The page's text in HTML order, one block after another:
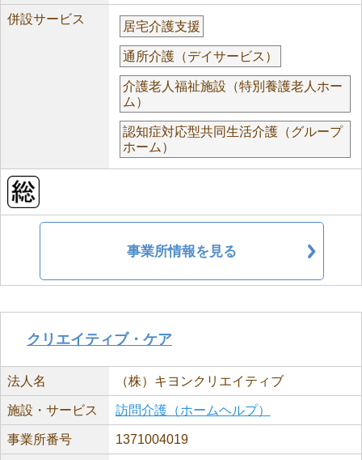
併設サービス
居宅介護支援
通所介護（デイサービス）
介護老人福祉施設（特別養護老人ホー
ム）
認知症対応型共同生活介護（グループ
ホーム）
事業所情報を見る
クリエイティブ・ケア
法人名 （株）キヨンクリエイティブ
施設・サービス 訪問介護（ホームヘルプ）
事業所番号 1371004019